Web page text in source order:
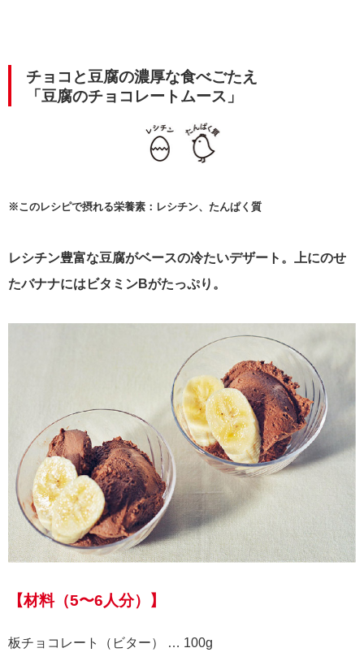
チョコと豆腐の濃厚な食べごたえ
「豆腐のチョコレートムース」
※このレシピで摂れる栄養素：レシチン、たんぱく質
レシチン豊富な豆腐がベースの冷たいデザート。上にのせ
たバナナにはビタミンBがたっぷり。
【材料（5〜6人分）】
板チョコレート（ビター） … 100g